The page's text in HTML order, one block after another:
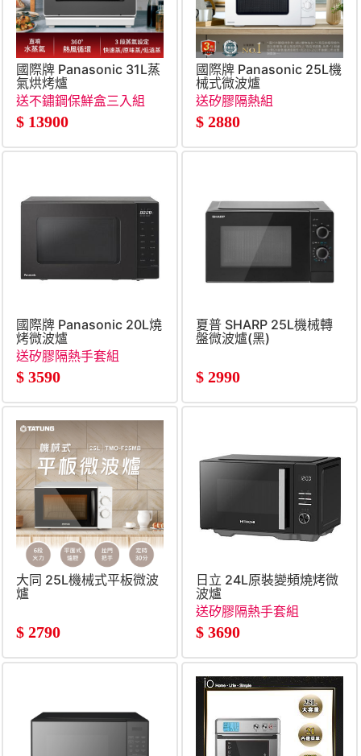
國際牌 Panasonic 31L蒸
氣烘烤爐
送不鏽鋼保鮮盒三入組
$ 13900
國際牌 Panasonic 25L機
械式微波爐
送矽膠隔熱組
$ 2880
國際牌 Panasonic 20L燒
烤微波爐
送矽膠隔熱手套組
$ 3590
夏普 SHARP 25L機械轉
盤微波爐(黑)
$ 2990
大同 25L機械式平板微波
爐
$ 2790
日立 24L原裝變頻燒烤微
波爐
送矽膠隔熱手套組
$ 3690